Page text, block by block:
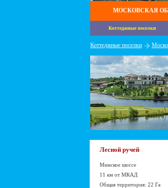
МОСКОВСКАЯ
Коттеджные поселки
Коттеджные поселки
Лесной ручей
Минское шоссе
11 км от МКАД
Общая территория: 22 Га